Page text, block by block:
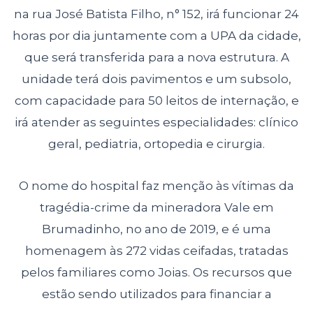
na rua José Batista Filho, n° 152, irá funcionar 24
horas por dia juntamente com a UPA da cidade,
que será transferida para a nova estrutura. A
unidade terá dois pavimentos e um subsolo,
com capacidade para 50 leitos de internação, e
irá atender as seguintes especialidades: clínico
geral, pediatria, ortopedia e cirurgia.
O nome do hospital faz menção às vítimas da
tragédia-crime da mineradora Vale em
Brumadinho, no ano de 2019, e é uma
homenagem às 272 vidas ceifadas, tratadas
pelos familiares como Joias. Os recursos que
estão sendo utilizados para financiar a